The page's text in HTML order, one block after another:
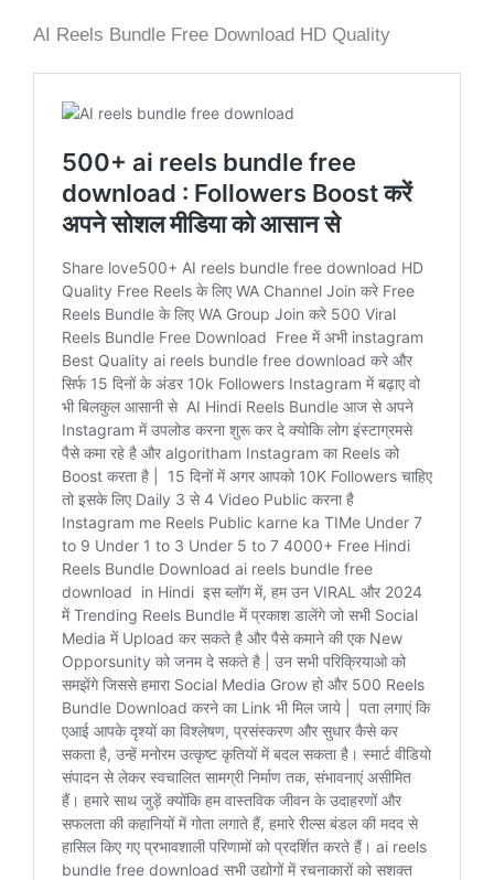
AI Reels Bundle Free Download HD Quality